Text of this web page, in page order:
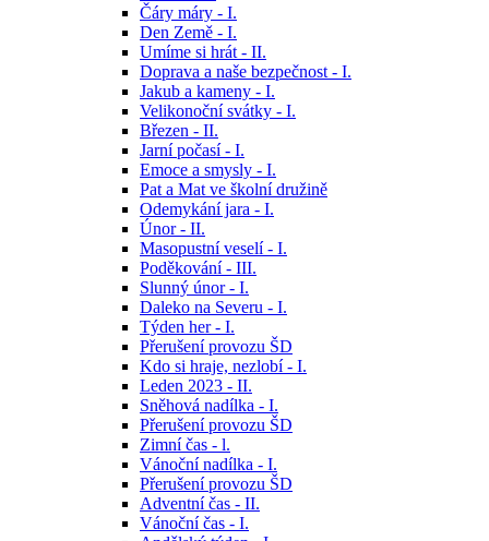
Čáry máry - I.
Den Země - I.
Umíme si hrát - II.
Doprava a naše bezpečnost - I.
Jakub a kameny - I.
Velikonoční svátky - I.
Březen - II.
Jarní počasí - I.
Emoce a smysly - I.
Pat a Mat ve školní družině
Odemykání jara - I.
Únor - II.
Masopustní veselí - I.
Poděkování - III.
Slunný únor - I.
Daleko na Severu - I.
Týden her - I.
Přerušení provozu ŠD
Kdo si hraje, nezlobí - I.
Leden 2023 - II.
Sněhová nadílka - I.
Přerušení provozu ŠD
Zimní čas - l.
Vánoční nadílka - I.
Přerušení provozu ŠD
Adventní čas - II.
Vánoční čas - I.